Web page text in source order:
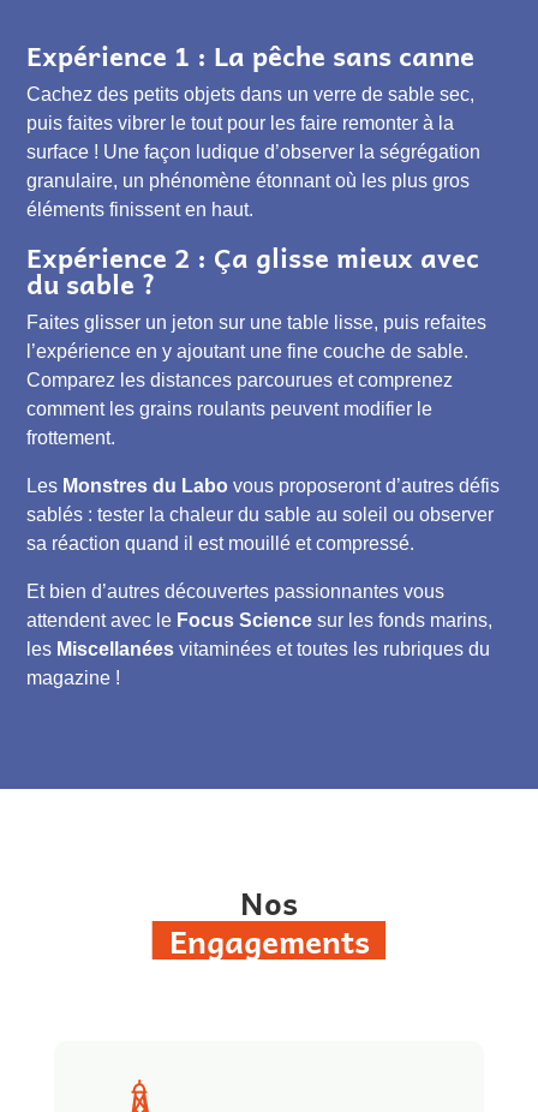
Expérience 1 : La pêche sans canne
Cachez des petits objets dans un verre de sable sec,
puis faites vibrer le tout pour les faire remonter à la
surface ! Une façon ludique d’observer la ségrégation
granulaire, un phénomène étonnant où les plus gros
éléments finissent en haut.
Expérience 2 : Ça glisse mieux avec
du sable ?
Faites glisser un jeton sur une table lisse, puis refaites
l’expérience en y ajoutant une fine couche de sable.
Comparez les distances parcourues et comprenez
comment les grains roulants peuvent modifier le
frottement.
Les Monstres du Labo vous proposeront d’autres défis
sablés : tester la chaleur du sable au soleil ou observer
sa réaction quand il est mouillé et compressé.
Et bien d’autres découvertes passionnantes vous
attendent avec le Focus Science sur les fonds marins,
les Miscellanées vitaminées et toutes les rubriques du
magazine !
Nos
Engagements